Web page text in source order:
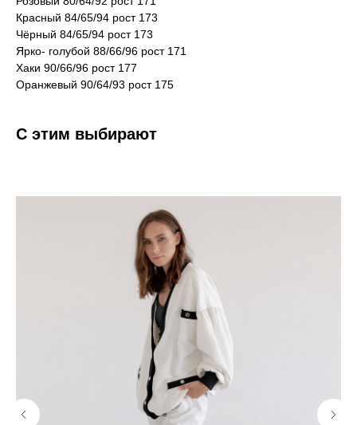
Красный 84/65/94 рост 173
Чёрный 84/65/94 рост 173
Ярко- голубой 88/66/96 рост 171
Хаки 90/66/96 рост 177
Оранжевый 90/64/93 рост 175
С этим выбирают